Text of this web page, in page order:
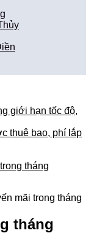
giới hạn tốc độ,
thuê bao, phí lắp
tháng
mãi trong tháng
tháng